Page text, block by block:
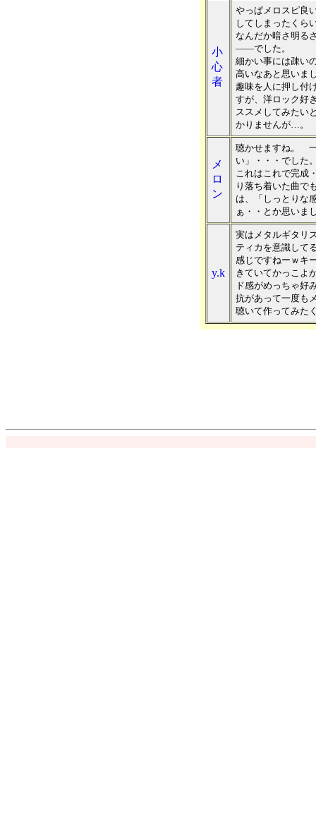
小
心
者
やっぱメロスピ良
してしまったくら
なんだか暗さ明る
――でした。
細かい事には疎い
高いなあと思いま
趣味を人に押し付
すが、洋ロック好
ススメしてみたい
かりませんが…。
メ
ロ
ン
聴かせますね。
い」・・・でした
これはこれで完成
り落ち着いた曲で
は、「しっとりな
ぁ・・とか思いま
y.k
実はメタルギタリ
ティカを意識して
感じですねーｗキ
きていてかっこよ
ド感がめっちゃ好
抗があって一度も
聴いて作ってみた